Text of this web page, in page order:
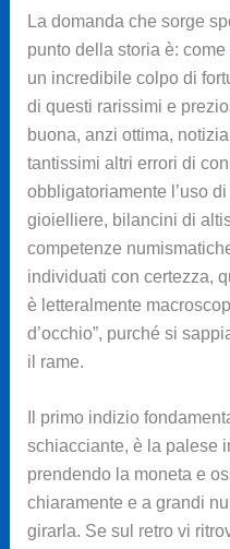
La domanda che sorge
punto della storia è:
un incredibile colpo di
di questi rarissimi e
buona, anzi ottima,
tantissimi altri errori di
obbligatoriamente l’uso
gioielliere, bilancini di
competenze
individuati con certezza,
è letteralmente
d’occhio”, purché si
il rame.
Il primo indizio
schiacciante, è la palese
prendendo la moneta e
chiaramente e a grandi
girarla. Se sul retro vi